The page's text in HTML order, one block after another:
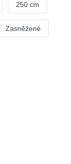
250 cm
Zasněžené